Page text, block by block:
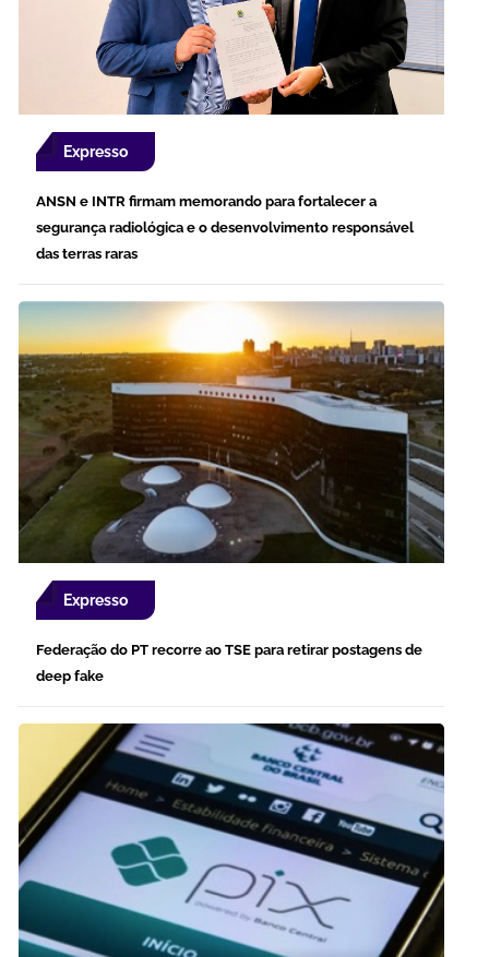
Expresso
ANSN e INTR firmam memorando para fortalecer a
segurança radiológica e o desenvolvimento responsável
das terras raras
Expresso
Federação do PT recorre ao TSE para retirar postagens de
deep fake